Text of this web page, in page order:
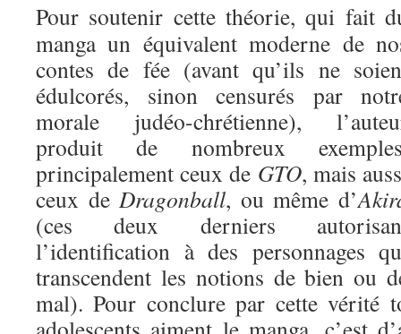
Pour soutenir cette théorie, qui fait
manga un équivalent moderne de
contes de fée (avant qu’ils ne
édulcorés, sinon censurés par
morale judéo-chrétienne),
produit de nombreux
principalement ceux de GTO, mais
ceux deDragonball, ou même d’
(ces deux derniers
l’identification à des personnages
transcendent les notions de bien ou
mal). Pour conclure par cette vérité